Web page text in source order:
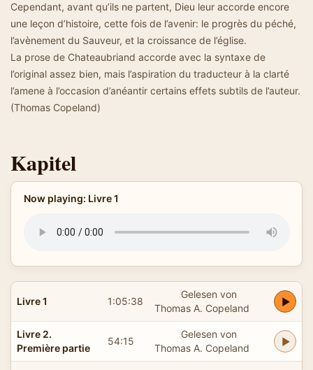
Cependant, avant qu’ils ne partent, Dieu leur accorde encore
une leçon d’histoire, cette fois de l’avenir: le progrès du péché,
l’avènement du Sauveur, et la croissance de l’église.
La prose de Chateaubriand accorde avec la syntaxe de
l’original assez bien, mais l’aspiration du traducteur à la clarté
l’amene à l’occasion d’anéantir certains effets subtils de l’auteur.
(Thomas Copeland)
Kapitel
Now playing: Livre 1
Livre 1 1:05:38
Gelesen von
Thomas A. Copeland
Livre 2.
Première partie
54:15
Gelesen von
Thomas A. Copeland